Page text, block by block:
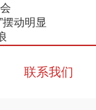
摆动明显
联系我们